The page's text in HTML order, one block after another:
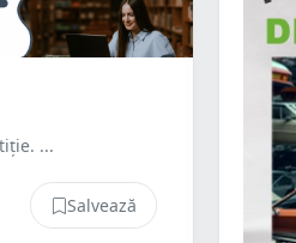
...
Salvează